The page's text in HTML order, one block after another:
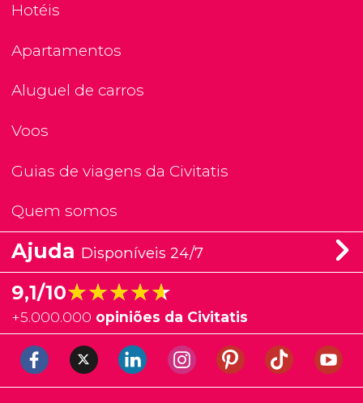
Hotéis
Apartamentos
Aluguel de carros
Voos
Guias de viagens da Civitatis
Quem somos
Ajuda Disponíveis 24/7
9,1/10★★★★★
★★★★★
+5.000.000 opiniões da Civitatis